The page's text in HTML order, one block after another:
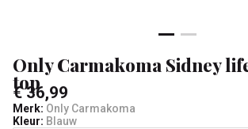
Only Carmakoma Sidney
top
€ 36,99
Merk: Only Carmakoma
Kleur: Blauw